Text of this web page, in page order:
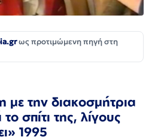
ως προτιμώμενη πηγή στη
με την διακοσμήτρια
σπίτι της, λίγους
1995